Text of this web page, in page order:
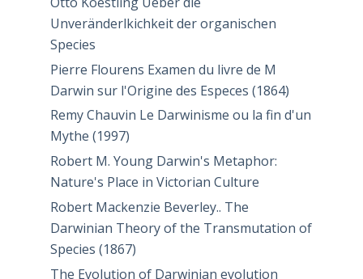
Unveränderlkichkeit der organischen
Species
Pierre Flourens Examen du livre de M
Darwin sur l'Origine des Especes (1864)
Remy Chauvin Le Darwinisme ou la fin d'un
Mythe (1997)
Robert M. Young Darwin's Metaphor:
Nature's Place in Victorian Culture
Robert Mackenzie Beverley.. The
Darwinian Theory of the Transmutation of
Species (1867)
The Evolution of Darwinian evolution